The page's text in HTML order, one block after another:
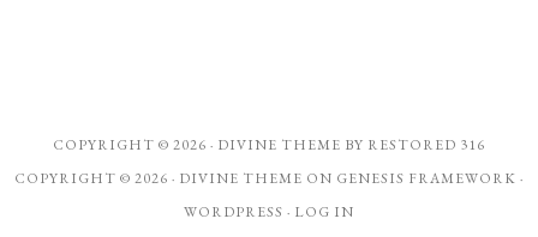
COPYRIGHT © 2026 · DIVINE THEME BY RESTORED 316
COPYRIGHT © 2026 · DIVINE THEME ON GENESIS FRAMEWORK ·
WORDPRESS · LOG IN